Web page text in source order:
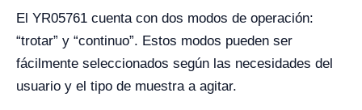
El YR05761 cuenta con dos modos de operación:
“trotar” y “continuo”. Estos modos pueden ser
fácilmente seleccionados según las necesidades del
usuario y el tipo de muestra a agitar.